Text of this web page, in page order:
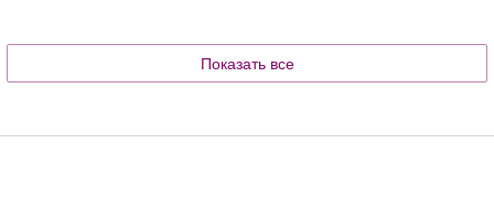
Показать все